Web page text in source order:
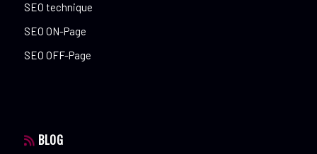
SEO technique
SEO ON-Page
SEO OFF-Page
BLOG